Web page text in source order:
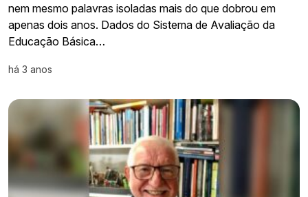
nem mesmo palavras isoladas mais do que dobrou em
apenas dois anos. Dados do Sistema de Avaliação da
Educação Básica…
há 3 anos